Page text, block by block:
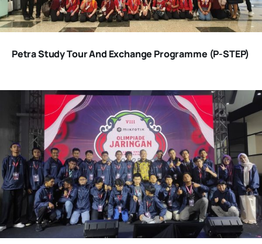
Petra Study Tour And Exchange Programme (P-STEP)